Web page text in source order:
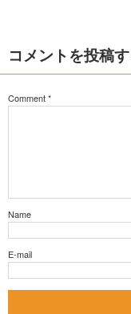
コメントを投稿
Comment*
Name
E-mail